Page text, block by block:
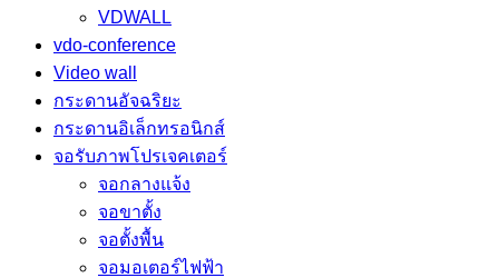
VDWALL
vdo-conference
Video wall
กระดานอัจฉริยะ
กระดานอิเล็กทรอนิกส์
จอรับภาพโปรเจคเตอร์
จอกลางแจ้ง
จอขาตั้ง
จอตั้งพื้น
จอมอเตอร์ไฟฟ้า